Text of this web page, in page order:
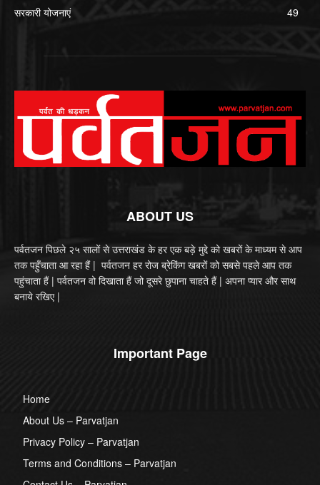
सरकारी योजनाएं
49
ABOUT US
पर्वतजन पिछले २५ सालों से उत्तराखंड के हर एक बड़े मुद्दे को खबरों के माध्यम से आप
तक पहुँचाता आ रहा हैं | पर्वतजन हर रोज ब्रेकिंग खबरों को सबसे पहले आप तक
पहुंचाता हैं | पर्वतजन वो दिखाता हैं जो दूसरे छुपाना चाहते हैं | अपना प्यार और साथ
बनाये रखिए |
Important Page
Home
About Us – Parvatjan
Privacy Policy – Parvatjan
Terms and Conditions – Parvatjan